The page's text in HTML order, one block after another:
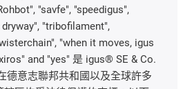
"savfe", "speedigus",
"tribofilament",
"when it moves, igus
and "yes" 是 igus® SE & Co.
德意志聯邦共和國以及全球許多